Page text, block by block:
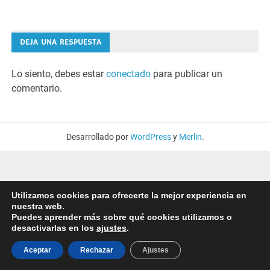
DEJA UNA RESPUESTA
Lo siento, debes estarconectado para publicar un
comentario.
Desarrollado porWordPressy Merlin.
Utilizamos cookies para ofrecerte la mejor experiencia en
nuestra web.
Puedes aprender más sobre qué cookies utilizamos o
desactivarlas en los ajustes.
Aceptar Rechazar Ajustes